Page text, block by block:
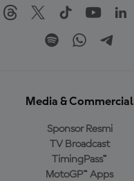
Media & Commercial
Sponsor Resmi
TV Broadcast
TimingPass™
MotoGP™ Apps